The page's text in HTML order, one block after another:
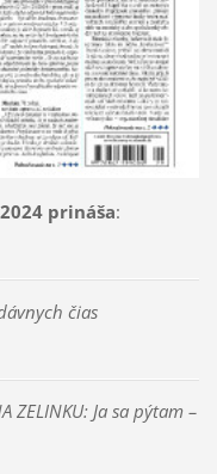
prináša:
čias
ZELINKU: Ja sa pýtam –